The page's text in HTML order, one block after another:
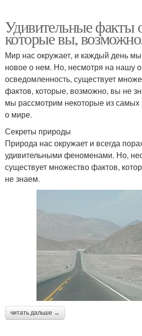
Удивительные факты
которые вы,
Мир нас окружает, и каждый день мы
новое о нем. Но, несмотря на нашу
осведомленность, существует
фактов, которые, возможно, вы не
мы рассмотрим некоторые из самых
о мире.
Секреты природы
Природа нас окружает и всегда
удивительными феноменами. Но,
существует множество фактов,
не знаем.
читать дальше →